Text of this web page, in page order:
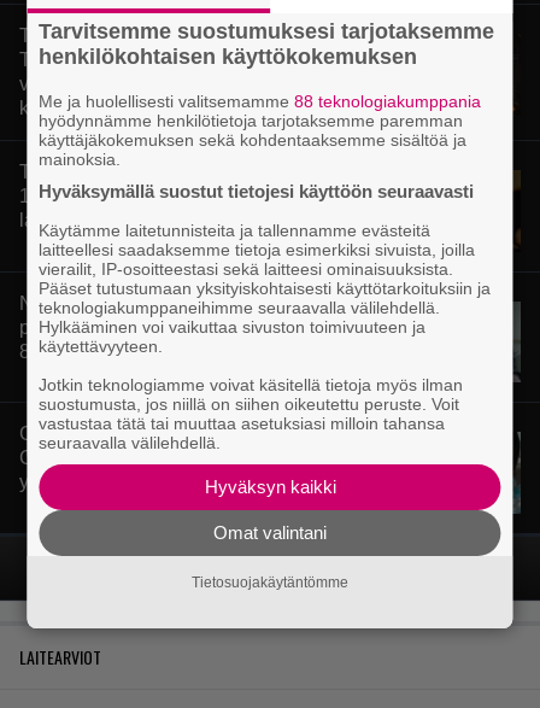
Tänään tv:ssä: Steven Spielbergin ja
Tom Cruisen kaveruus loppui 21
vuotta sitten – Syynä Cruisen nolo
käytös
Tänään tv:ssä: Loistoleffa vuodelta
1999 – Stephen King ja Tom Hanks
laadun takeina
Nyt Netflixissä: Yksi viime vuosien
parhaista rikossarjoista – IMDB-arvio
8,8
Clint Eastwood näytti Kevin
Costnerille kaapin paikan hyvin
yksinkertaisella toimenpiteellä
LAITEARVIOT
Tarvitsemme suostumuksesi tarjotaksemme
henkilökohtaisen käyttökokemuksen
Me ja huolellisesti valitsemamme88 teknologiakumppania
hyödynnämme henkilötietoja tarjotaksemme paremman
käyttäjäkokemuksen sekä kohdentaaksemme sisältöä ja
mainoksia.
Hyväksymällä suostut tietojesi käyttöön seuraavasti
Käytämme laitetunnisteita ja tallennamme evästeitä
laitteellesi saadaksemme tietoja esimerkiksi sivuista, joilla
vierailit, IP-osoitteestasi sekä laitteesi ominaisuuksista.
Pääset tutustumaan yksityiskohtaisesti käyttötarkoituksiin ja
teknologiakumppaneihimme seuraavalla välilehdellä.
Hylkääminen voi vaikuttaa sivuston toimivuuteen ja
käytettävyyteen.
Jotkin teknologiamme voivat käsitellä tietoja myös ilman
suostumusta, jos niillä on siihen oikeutettu peruste. Voit
vastustaa tätä tai muuttaa asetuksiasi milloin tahansa
seuraavalla välilehdellä.
Hyväksyn kaikki
Omat valintani
Tietosuojakäytäntömme